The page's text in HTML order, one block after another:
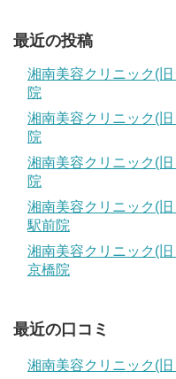
最近の投稿
湘南美容クリニック(
院
湘南美容クリニック(
院
湘南美容クリニック(
院
湘南美容クリニック(
駅前院
湘南美容クリニック(
京橋院
最近の口コミ
湘南美容クリニック(